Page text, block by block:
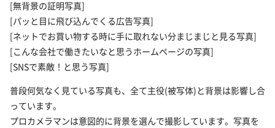
[無背景の証明写真]
[パッと目に飛び込んでくる広告写真]
[ネットでお買い物する時に手に取れない分まじまじと見る写真]
[こんな会社で働きたいなと思うホームページの写真]
[SNSで素敵！と思う写真]
普段何気なく見ている写真も、全て主役(被写体)と背景は影響し合
っています。
プロカメラマンは意図的に背景を選んで撮影しています。写真を